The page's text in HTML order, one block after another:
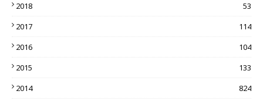
2018
53
2017
114
2016
104
2015
133
2014
824